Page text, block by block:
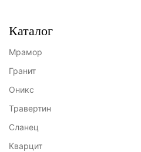
Каталог
Мрамор
Гранит
Оникс
Травертин
Сланец
Кварцит